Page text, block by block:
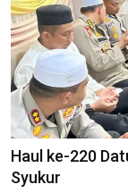
Haul ke-220
Syukur